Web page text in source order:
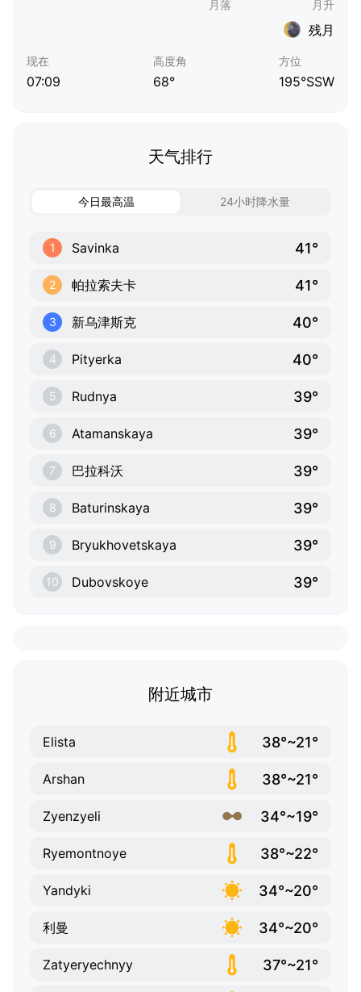
残月
现在
07:09
高度角
68°
方位
195°SSW
天气排行
今日最高温 24小时降水量
1 Savinka 41°
2 帕拉索夫卡 41°
3 新乌津斯克 40°
4 Pityerka 40°
5 Rudnya 39°
6 Atamanskaya 39°
7 巴拉科沃 39°
8 Baturinskaya 39°
9 Bryukhovetskaya 39°
10 Dubovskoye 39°
附近城市
Elista 38°~21°
Arshan 38°~21°
Zyenzyeli 34°~19°
Ryemontnoye 38°~22°
Yandyki 34°~20°
利曼 34°~20°
Zatyeryechnyy 37°~21°